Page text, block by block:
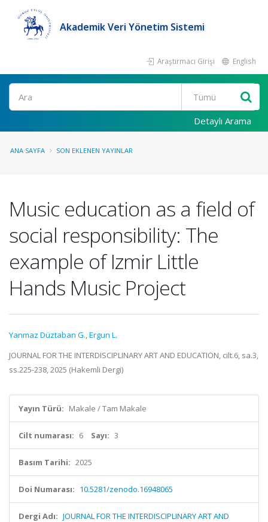
Akademik Veri Yönetim Sistemi
Araştırmacı Girişi English
Ara
Detaylı Arama
ANA SAYFA SON EKLENEN YAYINLAR
Music education as a field of
social responsibility: The
example of Izmir Little
Hands Music Project
Yanmaz Düztaban G.,Ergun L.
JOURNAL FOR THE INTERDISCIPLINARY ART AND EDUCATION, cilt.6, sa.3,
ss.225-238, 2025 (Hakemli Dergi)
Yayın Türü: Makale / Tam Makale
Cilt numarası: 6 Sayı: 3
Basım Tarihi: 2025
Doi Numarası: 10.5281/zenodo.16948065
Dergi Adı: JOURNAL FOR THE INTERDISCIPLINARY ART AND